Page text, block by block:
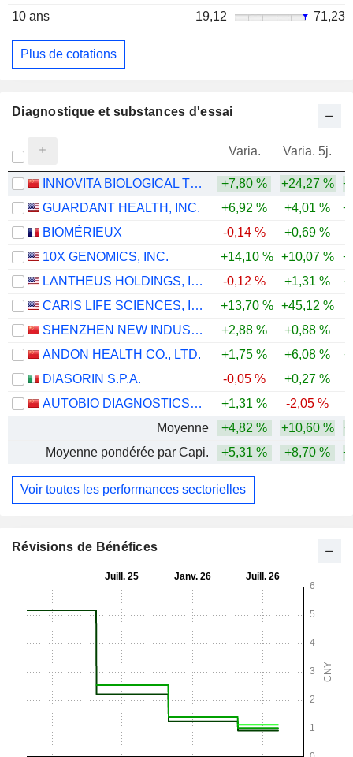
10 ans
19,12 71,23
Plus de cotations
Diagnostique et substances d'essai
Varia. Varia. 5j.
INNOVITA BIOLOGICAL TECHNOLOGY CO., LTD. +7,80 % +24,27 %
GUARDANT HEALTH, INC.
+6,92 % +4,01 %
BIOMÉRIEUX
-0,14 % +0,69 %
10X GENOMICS, INC.
+14,10 % +10,07 %
LANTHEUS HOLDINGS, INC.
-0,12 % +1,31 %
CARIS LIFE SCIENCES, INC.
+13,70 % +45,12 %
SHENZHEN NEW INDUSTRIES BIOMEDICAL ENGINEERING CO., LTD.
+2,88 % +0,88 %
ANDON HEALTH CO., LTD.
+1,75 % +6,08 %
DIASORIN S.P.A.
-0,05 % +0,27 %
AUTOBIO DIAGNOSTICS CO., LTD.
+1,31 % -2,05 %
Moyenne
+4,82 % +10,60 %
Moyenne pondérée par Capi.
+5,31 % +8,70 %
Voir toutes les performances sectorielles
Révisions de Bénéfices